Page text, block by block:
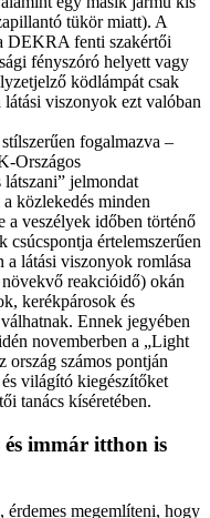
tükör miatt). A
DEKRA fenti szakértői
fényszóró helyett vagy
ködlámpát csak
látási viszonyok ezt valóban
fogalmazva –
Országos
jelmondat
közlekedés minden
a veszélyek időben történő
csúcspontja értelemszerűen
a látási viszonyok romlása
reakcióidő) okán
kerékpárosok és
Ennek jegyében
novemberben a „Light
ország számos pontján
világító kiegészítőket
tanács kíséretében.
immár itthon is
érdemes megemlíteni, hogy